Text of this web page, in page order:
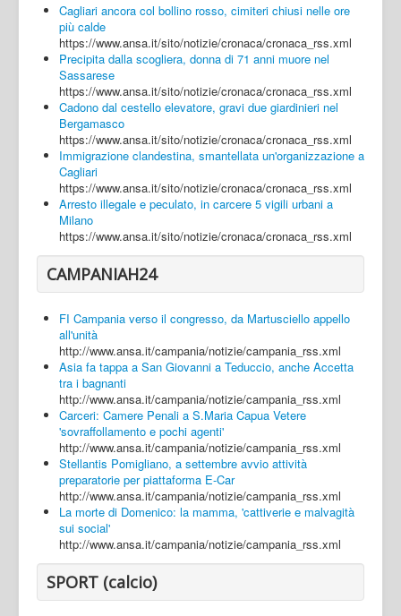
Napoli
Salerno
Login
Cagliari ancora col bollino rosso, cimiteri chiusi nelle ore
più calde
https://www.ansa.it/sito/notizie/cronaca/cronaca_rss.xml
Precipita dalla scogliera, donna di 71 anni muore nel
Sassarese
https://www.ansa.it/sito/notizie/cronaca/cronaca_rss.xml
Cadono dal cestello elevatore, gravi due giardinieri nel
Bergamasco
https://www.ansa.it/sito/notizie/cronaca/cronaca_rss.xml
Immigrazione clandestina, smantellata un'organizzazione a
Cagliari
https://www.ansa.it/sito/notizie/cronaca/cronaca_rss.xml
Arresto illegale e peculato, in carcere 5 vigili urbani a
Milano
https://www.ansa.it/sito/notizie/cronaca/cronaca_rss.xml
CAMPANIAH24
FI Campania verso il congresso, da Martusciello appello
all'unità
http://www.ansa.it/campania/notizie/campania_rss.xml
Asia fa tappa a San Giovanni a Teduccio, anche Accetta
tra i bagnanti
http://www.ansa.it/campania/notizie/campania_rss.xml
Carceri: Camere Penali a S.Maria Capua Vetere
'sovraffollamento e pochi agenti'
http://www.ansa.it/campania/notizie/campania_rss.xml
Stellantis Pomigliano, a settembre avvio attività
preparatorie per piattaforma E-Car
http://www.ansa.it/campania/notizie/campania_rss.xml
La morte di Domenico: la mamma, 'cattiverie e malvagità
sui social'
http://www.ansa.it/campania/notizie/campania_rss.xml
SPORT (calcio)